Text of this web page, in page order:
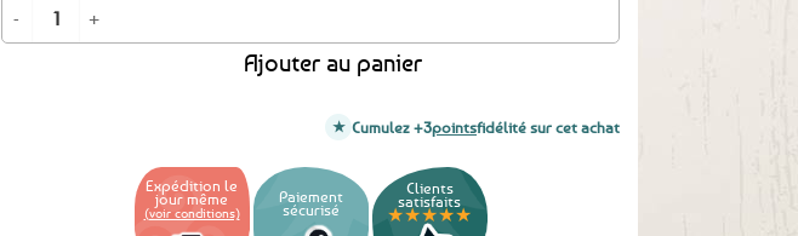
quantité de Boîte sucrette en métal - Fesses Noz
Ajouter au panier
Cumulez +3pointsfidélité sur cet achat
Expédition le
jour même
(voir conditions)
Paiement
sécurisé
Clients
satisfaits
★★★★★